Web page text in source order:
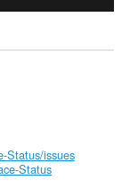
Status/issues
Status